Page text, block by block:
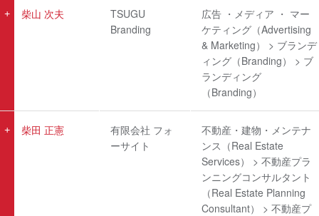
柴山 次夫
TSUGU
Branding
広告 ・メディア ・ マー
ケティング（Advertising
& Marketing） > ブランデ
ィング（Branding） > ブ
ランディング
（Branding）
柴田 正憲
有限会社 フォ
ーサイト
不動産・建物・メンテナ
ンス（Real Estate
Services） > 不動産プラ
ンニングコンサルタント
（Real Estate Planning
Consultant） > 不動産プ